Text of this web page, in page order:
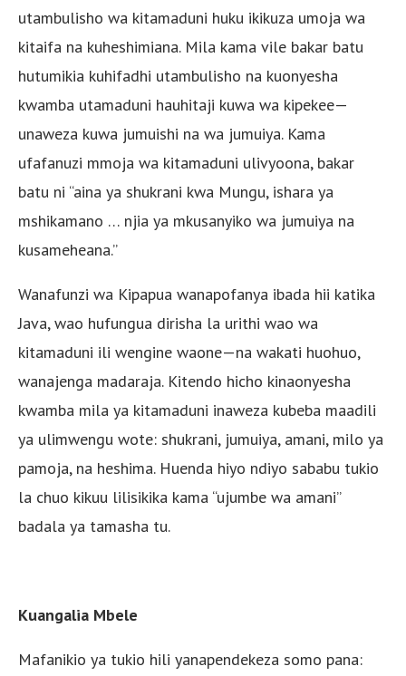
utambulisho wa kitamaduni huku ikikuza umoja wa
kitaifa na kuheshimiana. Mila kama vile bakar batu
hutumikia kuhifadhi utambulisho na kuonyesha
kwamba utamaduni hauhitaji kuwa wa kipekee—
unaweza kuwa jumuishi na wa jumuiya. Kama
ufafanuzi mmoja wa kitamaduni ulivyoona, bakar
batu ni “aina ya shukrani kwa Mungu, ishara ya
mshikamano … njia ya mkusanyiko wa jumuiya na
kusameheana.”
Wanafunzi wa Kipapua wanapofanya ibada hii katika
Java, wao hufungua dirisha la urithi wao wa
kitamaduni ili wengine waone—na wakati huohuo,
wanajenga madaraja. Kitendo hicho kinaonyesha
kwamba mila ya kitamaduni inaweza kubeba maadili
ya ulimwengu wote: shukrani, jumuiya, amani, milo ya
pamoja, na heshima. Huenda hiyo ndiyo sababu tukio
la chuo kikuu lilisikika kama “ujumbe wa amani”
badala ya tamasha tu.
Kuangalia Mbele
Mafanikio ya tukio hili yanapendekeza somo pana: